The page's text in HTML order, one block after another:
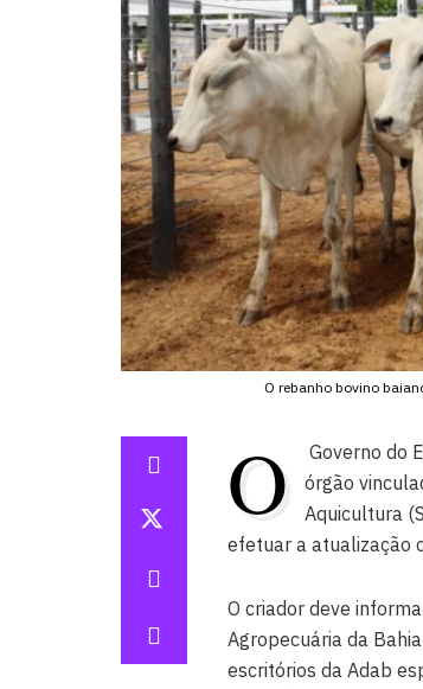
O rebanho bovino
O
Governo do
órgão
Aquicultura
efetuar a atualização
O criador deve
Agropecuária da
escritórios da Adab